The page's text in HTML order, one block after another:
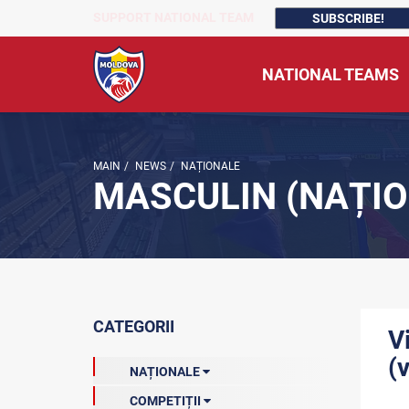
SUBSCRIBE!
NATIONAL TEAMS
MAIN / NEWS / NAȚIONALE
MASCULIN
CATEGORII
NAȚIONALE
COMPETIȚII